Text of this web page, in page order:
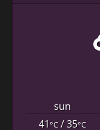
sun
41°C/ 35°C